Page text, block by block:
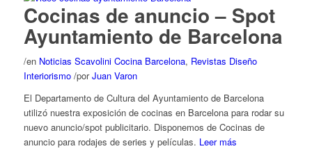
Cocinas de anuncio – Spot
Ayuntamiento de Barcelona
/en Noticias Scavolini Cocina Barcelona, Revistas Diseño
Interiorismo /porJuan Varon
El Departamento de Cultura del Ayuntamiento de Barcelona
utilizó nuestra exposición de cocinas en Barcelona para rodar su
nuevo anuncio/spot publicitario. Disponemos de Cocinas de
anuncio para rodajes de series y películas. Leer más